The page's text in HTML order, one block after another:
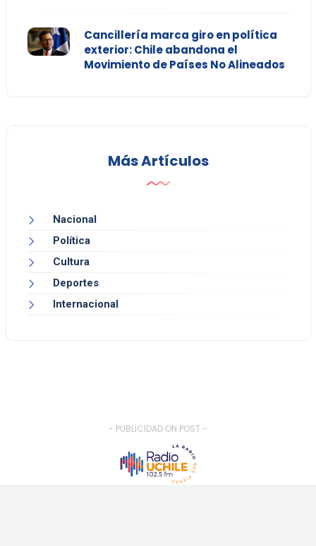
Cancillería marca giro en política
exterior: Chile abandona el
Movimiento de Países No Alineados
Más Artículos
Nacional
Política
Cultura
Deportes
Internacional
- PUBLICIDAD ON POST -